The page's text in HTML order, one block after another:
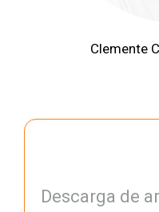
Clemente
Descarga de